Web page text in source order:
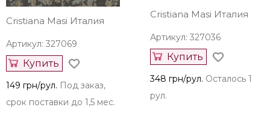
Cristiana Masi Италия
Артикул: 327069
Купить
149 грн/рул. Под заказ,
срок поставки до 1,5 мес.
Cristiana Masi Италия
Артикул: 327036
Купить
348 грн/рул. Осталось 1
рул.